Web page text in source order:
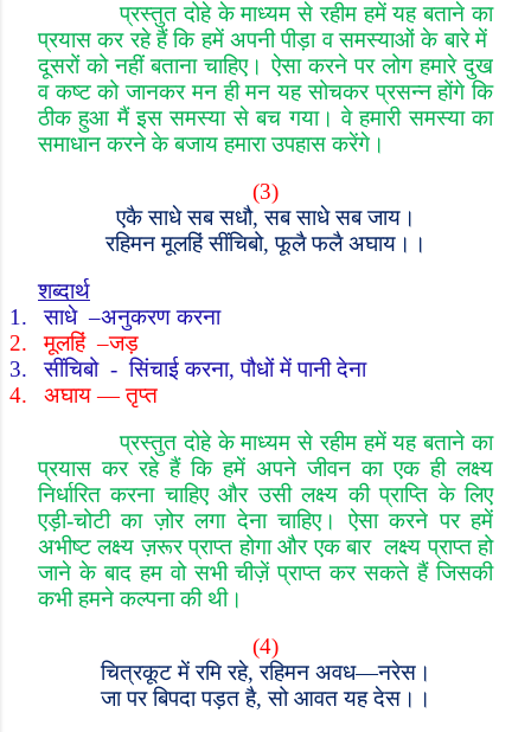
प्रस्तुत दोहे के माध्यम से रहीम हमें यह बताने का
प्रयास कर रहे हैं कि हमें अपनी पीड़ा व समस्याओं के बारे में
दूसरों को नहीं बताना चाहिए। ऐसा करने पर लोग हमारे दुख
व कष्ट को जानकर मन ही मन यह सोचकर प्रसन्न होंगे कि
ठीक हुआ मैं इस समस्या से बच गया। वे हमारी समस्या का
समाधान करने के बजाय हमारा उपहास करेंगे।
(3)
एकै साधे सब सधौ,सब साधे सब जाय।
रहिमन मूलहिं सींचिबो,फूलै फलै अघाय।।
शब्दार्थ
1.
साधे –अनुकरण करना
2.
मूलहिं –जड़
3.
सींचिबो -सिंचाई करना,पौधों में पानी देना
4.
अघाय—तृप्त
प्रस्तुत दोहे के माध्यम से रहीम हमें यह बताने का
प्रयास कर रहे हैं कि हमें अपने जीवन का एक ही लक्ष्य
निर्धारित करना चाहिए और उसी लक्ष्य की प्राप्ति के लिए
एड़ी-चोटी का ज़ोर लगा देना चाहिए। ऐसा करने पर हमें
अभीष्ट लक्ष्य ज़रूर प्राप्त होगा और एक बार लक्ष्य प्राप्त हो
जाने के बाद हम वो सभी चीज़ें प्राप्त कर सकते हैं जिसकी
कभी हमने कल्पना की थी।
(4)
चित्रकूट में रमि रहे,रहिमन अवध—नरेस।
जा पर बिपदा पड़त है,सो आवत यह देस।।